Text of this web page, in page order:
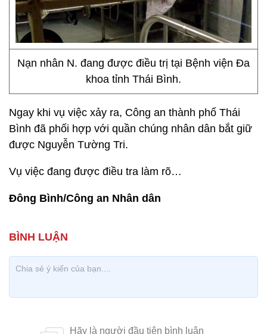
Nạn nhân N. đang được điều trị tại Bệnh viện Đa
khoa tỉnh Thái Bình.
Ngay khi vụ việc xảy ra, Công an thành phố Thái
Bình đã phối hợp với quần chúng nhân dân bắt giữ
được Nguyễn Tường Tri.
Vụ việc đang được điều tra làm rõ…
Đông Bình/Công an Nhân dân